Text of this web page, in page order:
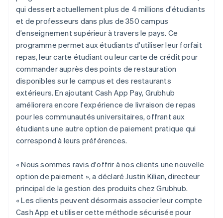
qui dessert actuellement plus de 4 millions d'étudiants
et de professeurs dans plus de 350 campus
d’enseignement supérieur à travers le pays. Ce
programme permet aux étudiants d'utiliser leur forfait
repas, leur carte étudiant ou leur carte de crédit pour
commander auprès des points de restauration
disponibles sur le campus et des restaurants
extérieurs. En ajoutant Cash App Pay, Grubhub
améliorera encore l'expérience de livraison de repas
pour les communautés universitaires, offrant aux
étudiants une autre option de paiement pratique qui
correspond à leurs préférences.
« Nous sommes ravis d'offrir à nos clients une nouvelle
option de paiement », a déclaré Justin Kilian, directeur
principal de la gestion des produits chez Grubhub.
« Les clients peuvent désormais associer leur compte
Cash App et utiliser cette méthode sécurisée pour